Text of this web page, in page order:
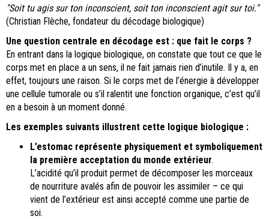
"Soit tu agis sur ton inconscient, soit ton inconscient agit sur toi."
(Christian Flèche, fondateur du décodage biologique)
Une question centrale en décodage est : que fait le corps ?
En entrant dans la logique biologique, on constate que tout ce que le
corps met en place a un sens, il ne fait jamais rien d’inutile. Il y a, en
effet, toujours une raison. Si le corps met de l’énergie à développer
une cellule tumorale ou s’il ralentit une fonction organique, c’est qu’il
en a besoin à un moment donné.
Les exemples suivants illustrent cette logique biologique :
L’estomac représente physiquement et symboliquement
la première acceptation du monde extérieur.
L’acidité qu’il produit permet de décomposer les morceaux
de nourriture avalés afin de pouvoir les assimiler – ce qui
vient de l’extérieur est ainsi accepté comme une partie de
soi.